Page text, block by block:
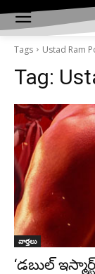
Tags Ustad Ram
Tag:
వార్తలు
‘డబుల్